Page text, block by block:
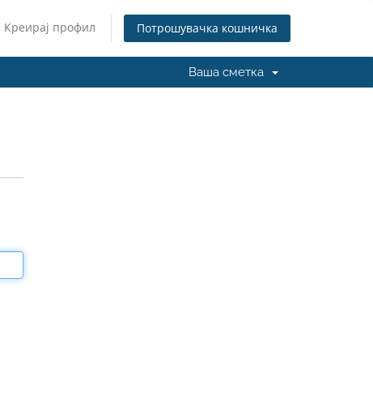
Креирај профил Потрошувачка кошничка
Ваша сметка